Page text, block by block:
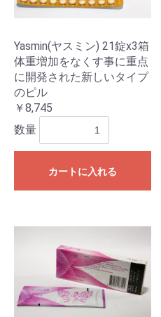
Yasmin(ヤスミン) 21錠x3箱
体重増加をなくす事に重点
に開発された新しいタイプ
のピル
￥8,745
数量
カートに入れる